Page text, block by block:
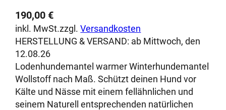
190,00€
inkl. MwSt.zzgl.Versandkosten
HERSTELLUNG & VERSAND: ab Mittwoch, den
12.08.26
Lodenhundemantel warmer Winterhundemantel
Wollstoff nach Maß. Schützt deinen Hund vor
Kälte und Nässe mit einem fellähnlichen und
seinem Naturell entsprechenden natürlichen